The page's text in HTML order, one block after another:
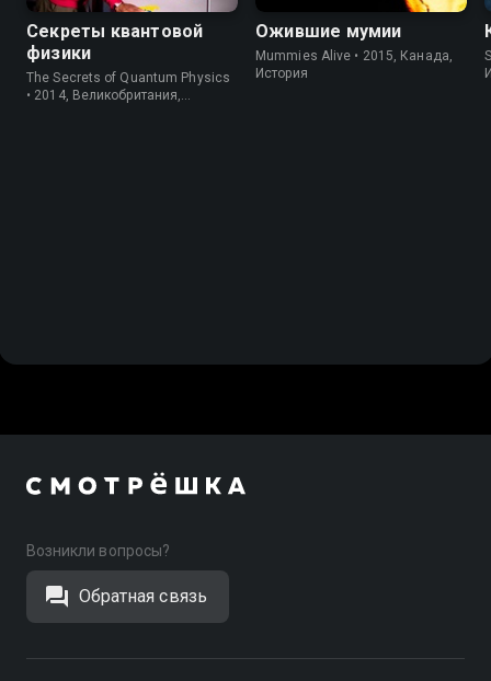
Секреты квантовой
физики
The Secrets of Quantum Physics
• 2014, Великобритания,
Ожившие мумии
Mummies Alive • 2015, Канада,
История
Возникли вопросы?
Обратная связь